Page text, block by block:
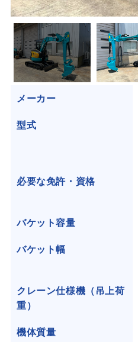
メーカー
型式
必要な免許・資格
バケット容量
バケット幅
クレーン仕様機（吊上荷
重）
機体質量